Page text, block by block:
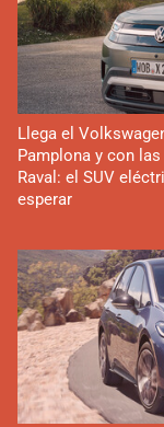
Llega el
Pamplona y con
Raval: el SUV
esperar